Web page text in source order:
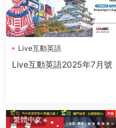
Live互動英語
Live互動英語2025年7月號
繁體中文